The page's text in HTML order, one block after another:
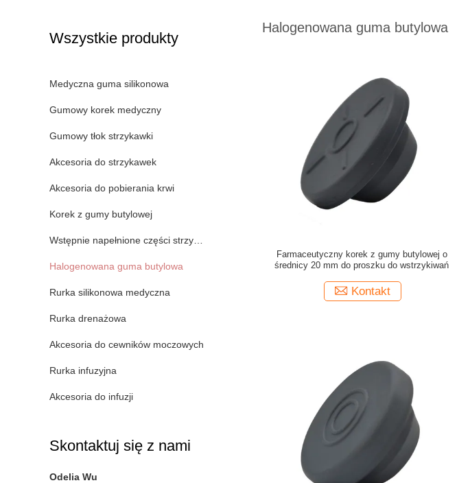
Wszystkie produkty
Medyczna guma silikonowa
Gumowy korek medyczny
Gumowy tłok strzykawki
Akcesoria do strzykawek
Akcesoria do pobierania krwi
Korek z gumy butylowej
Wstępnie napełnione części strzykawki
Halogenowana guma butylowa
Rurka silikonowa medyczna
Rurka drenażowa
Akcesoria do cewników moczowych
Rurka infuzyjna
Akcesoria do infuzji
Skontaktuj się z nami
Odelia Wu
Halogenowana guma butylowa
Farmaceutyczny korek z gumy butylowej o
średnicy 20 mm do proszku do wstrzykiwań
Kontakt